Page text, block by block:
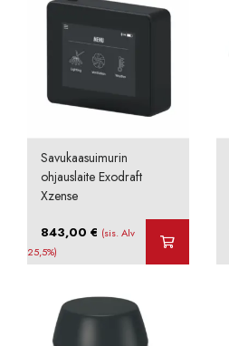
Savukaasuimurin
ohjauslaite Exodraft
Xzense
843,00€ (sis. Alv
25,5%)